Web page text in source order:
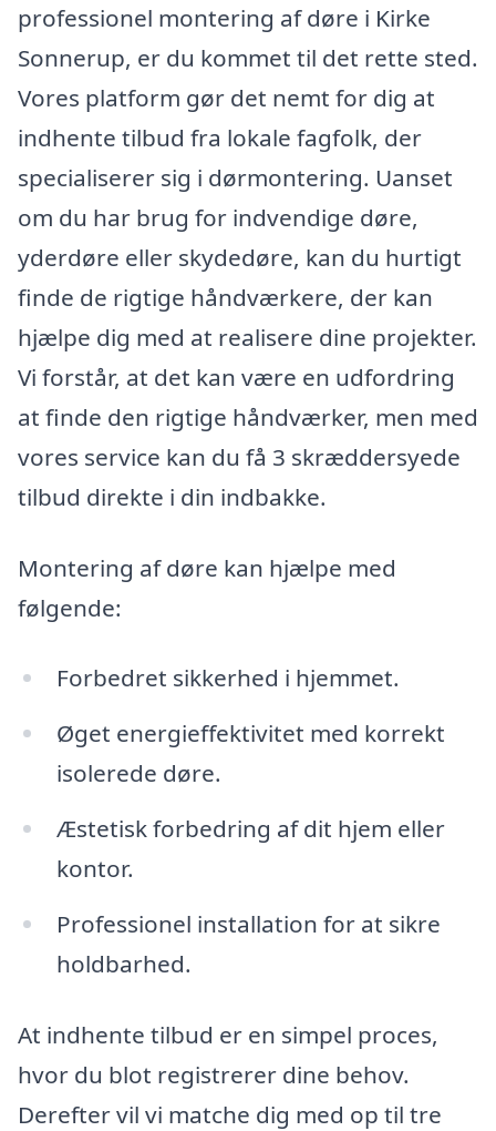
professionel montering af døre i Kirke
Sonnerup, er du kommet til det rette sted.
Vores platform gør det nemt for dig at
indhente tilbud fra lokale fagfolk, der
specialiserer sig i dørmontering. Uanset
om du har brug for indvendige døre,
yderdøre eller skydedøre, kan du hurtigt
finde de rigtige håndværkere, der kan
hjælpe dig med at realisere dine projekter.
Vi forstår, at det kan være en udfordring
at finde den rigtige håndværker, men med
vores service kan du få 3 skræddersyede
tilbud direkte i din indbakke.
Montering af døre kan hjælpe med
følgende:
Forbedret sikkerhed i hjemmet.
Øget energieffektivitet med korrekt
isolerede døre.
Æstetisk forbedring af dit hjem eller
kontor.
Professionel installation for at sikre
holdbarhed.
At indhente tilbud er en simpel proces,
hvor du blot registrerer dine behov.
Derefter vil vi matche dig med op til tre